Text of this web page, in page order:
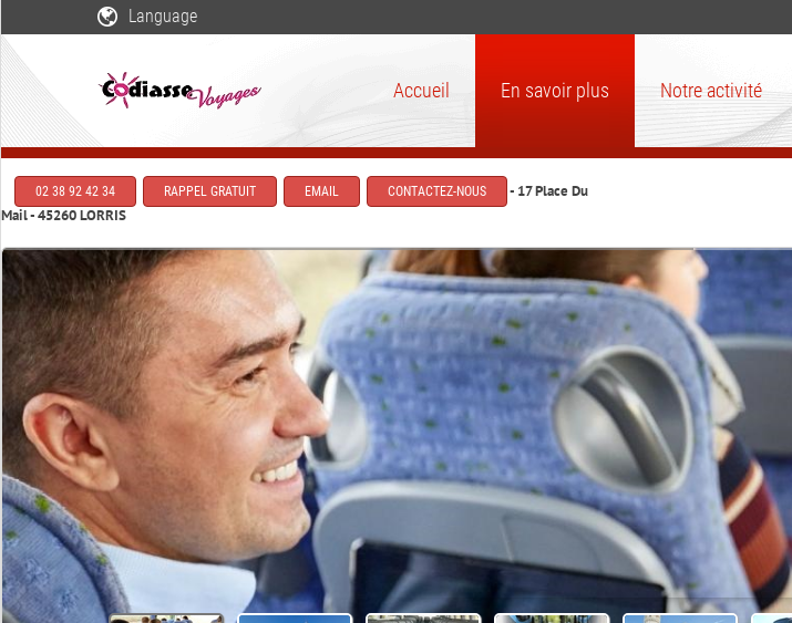
Language
Accueil En savoir plus Notre activité
02 38 92 42 34 RAPPEL GRATUIT EMAIL CONTACTEZ-NOUS
- 17 Place Du
Mail - 45260 LORRIS